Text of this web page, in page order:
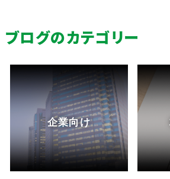
ブログのカテゴリー
企業向け